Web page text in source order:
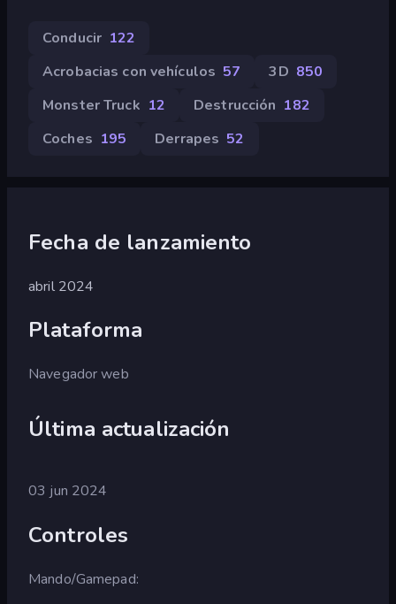
Conducir 122
Acrobacias con vehículos 57 3D 850
Monster Truck 12 Destrucción 182
Coches 195 Derrapes 52
Fecha de lanzamiento
abril 2024
Plataforma
Navegador web
Última actualización
03 jun 2024
Controles
Mando/Gamepad: